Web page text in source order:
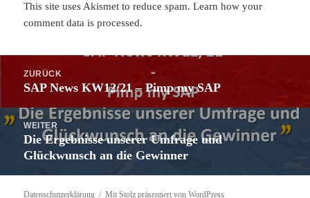
This site uses Akismet to reduce spam.Learn how your
comment data is processed.
ZURÜCK
Vorheriger
SAP News KW12/21 – Pimp my SAP
WEITER
Nächster
Beitrag:
Die Ergebnisse unserer Umfrage und
Glückwunsch an die Gewinner
Datenschutzerklärung Mit Stolz präsentiert von WordPress